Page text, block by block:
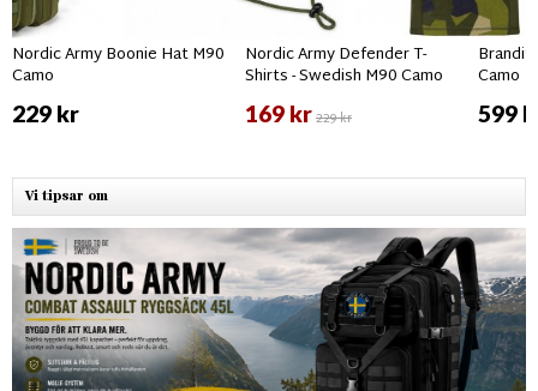
Nordic Army Boonie Hat M90
Camo
229 kr
Nordic Army Defender T-
Shirts - Swedish M90 Camo
169 kr229 kr
Brandit
Camo
599
Vi tipsar om